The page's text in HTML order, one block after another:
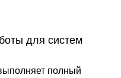
для систем
полный